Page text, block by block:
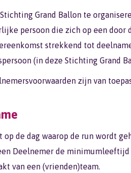
Grand Ballon te
persoon die zich op een
strekkend tot
(in deze Stichting Grand
zijn van
op de dag waarop de run wordt
Deelnemer de
van een (vrienden)team.